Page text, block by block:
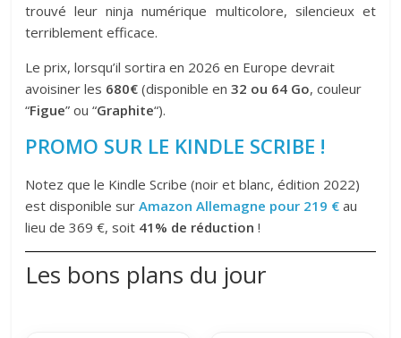
trouvé leur ninja numérique multicolore, silencieux et
terriblement efficace.
Le prix, lorsqu’il sortira en 2026 en Europe devrait
avoisiner les 680€ (disponible en32 ou 64 Go, couleur
“Figue” ou “Graphite“).
PROMO SUR LE KINDLE SCRIBE !
Notez que le Kindle Scribe (noir et blanc, édition 2022)
est disponible surAmazon Allemagne pour 219 € au
lieu de 369 €, soit 41% de réduction !
Les bons plans du jour